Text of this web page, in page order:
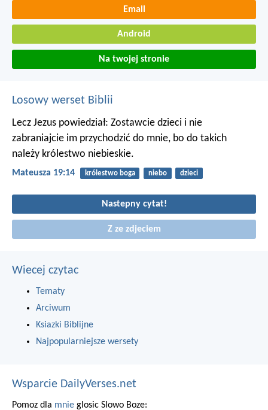
Email
Android
Na twojej stronie
Losowy werset Biblii
Lecz Jezus powiedział: Zostawcie dzieci i nie
zabraniajcie im przychodzić do mnie, bo do takich
należy królestwo niebieskie.
Mateusza 19:14 królestwo boga niebo dzieci
Nastepny cytat!
Z ze zdjeciem
Wiecej czytac
Tematy
Arciwum
Ksiazki Biblijne
Najpopularniejsze wersety
Wsparcie DailyVerses.net
Pomoz dla mnie glosic Slowo Boze: